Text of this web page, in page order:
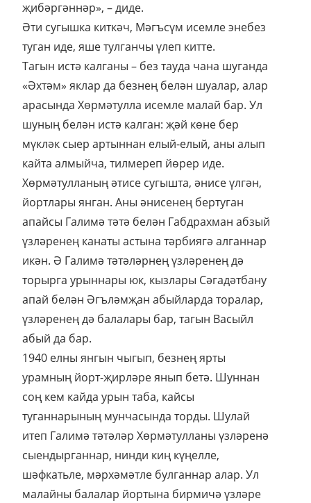
җибәргәннәр», – диде.
Әти сугышка киткәч, Мәгъсүм исемле энебез
туган иде, яше тулганчы үлеп китте.
Тагын истә калганы – без тауда чана шуганда
«Әхтәм» яклар да безнең белән шуалар, алар
арасында Хөрмәтулла исемле малай бар. Ул
шуның белән истә калган: җәй көне бер
мүкләк сыер артыннан елый-елый, аны алып
кайта алмыйча, тилмереп йөрер иде.
Хөрмәтулланың әтисе сугышта, әнисе үлгән,
йортлары янган. Аны әнисенең бертуган
апайсы Галимә тәтә белән Габдрахман абзый
үзләренең канаты астына тәрбиягә алганнар
икән. Ә Галимә тәтәләрнең үзләренең дә
торырга урыннары юк, кызлары Сәгадәтбану
апай белән Әгъләмҗан абыйларда торалар,
үзләренең дә балалары бар, тагын Васыйл
абый да бар.
1940 елны янгын чыгып, безнең ярты
урамның йорт-җирләре янып бетә. Шуннан
соң кем кайда урын таба, кайсы
туганнарының мунчасында торды. Шулай
итеп Галимә тәтәләр Хөрмәтулланы үзләренә
сыендырганнар, нинди киң күңелле,
шәфкатьле, мәрхәмәтле булганнар алар. Ул
малайны балалар йортына бирмичә үзләре